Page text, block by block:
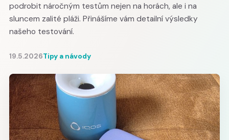
podrobit náročným testům nejen na horách, ale i na
sluncem zalité pláži. Přinášíme vám detailní výsledky
našeho testování.
19.5.2026Tipy a návody